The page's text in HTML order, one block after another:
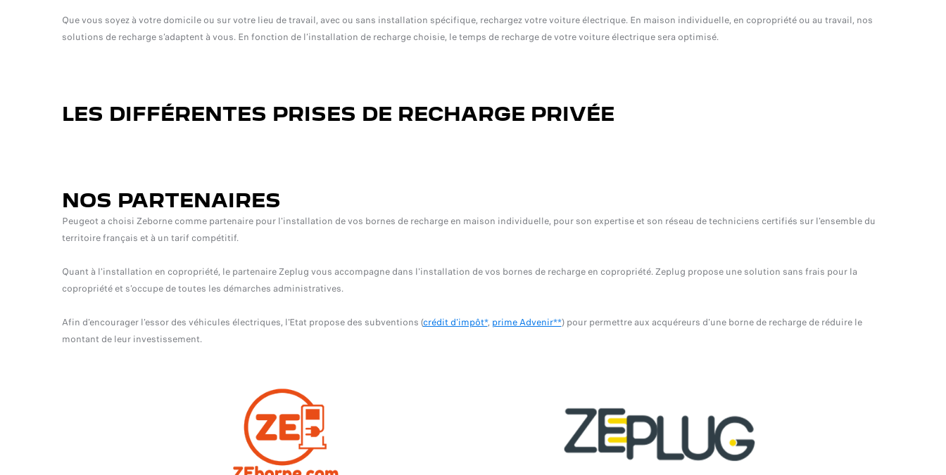
Que vous soyez à votre domicile ou sur votre lieu de travail, avec ou sans installation spécifique, rechargez votre voiture électrique. En maison individuelle, en copropriété ou au travail, nos
solutions de recharge s’adaptent à vous. En fonction de l’installation de recharge choisie, le temps de recharge de votre voiture électrique sera optimisé.
LES DIFFÉRENTES PRISES DE RECHARGE PRIVÉE
NOS PARTENAIRES
Peugeot a choisi Zeborne comme partenaire pour l'installation de vos bornes de recharge en maison individuelle, pour son expertise et son réseau de techniciens certifiés sur l'ensemble du
territoire français et à un tarif compétitif.
Quant à l'installation en copropriété, le partenaire Zeplug vous accompagne dans l'installation de vos bornes de recharge en copropriété. Zeplug propose une solution sans frais pour la
copropriété et s’occupe de toutes les démarches administratives.
Afin d'encourager l'essor des véhicules électriques, l'Etat propose des subventions (crédit d'impôt*, prime Advenir**) pour permettre aux acquéreurs d'une borne de recharge de réduire le
montant de leur investissement.